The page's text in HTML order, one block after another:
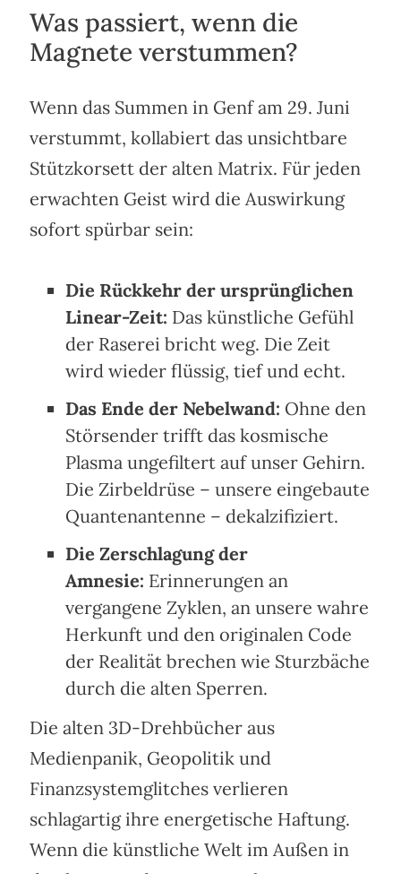
Was passiert, wenn die
Magnete verstummen?
Wenn das Summen in Genf am 29. Juni
verstummt, kollabiert das unsichtbare
Stützkorsett der alten Matrix. Für jeden
erwachten Geist wird die Auswirkung
sofort spürbar sein:
Die Rückkehr der ursprünglichen
Linear-Zeit: Das künstliche Gefühl
der Raserei bricht weg. Die Zeit
wird wieder flüssig, tief und echt.
Das Ende der Nebelwand: Ohne den
Störsender trifft das kosmische
Plasma ungefiltert auf unser Gehirn.
Die Zirbeldrüse – unsere eingebaute
Quantenantenne – dekalzifiziert.
Die Zerschlagung der
Amnesie: Erinnerungen an
vergangene Zyklen, an unsere wahre
Herkunft und den originalen Code
der Realität brechen wie Sturzbäche
durch die alten Sperren.
Die alten 3D-Drehbücher aus
Medienpanik, Geopolitik und
Finanzsystemglitches verlieren
schlagartig ihre energetische Haftung.
Wenn die künstliche Welt im Außen in